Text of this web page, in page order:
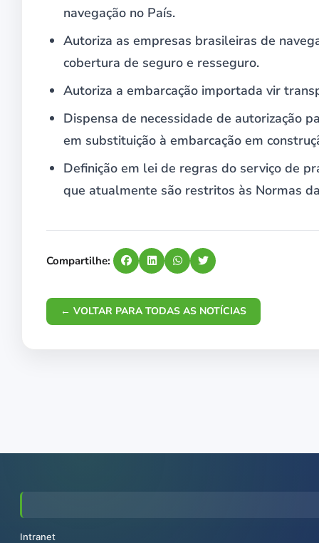
navegação no País.
Autoriza as empresas brasileiras de
cobertura de seguro e resseguro.
Autoriza a embarcação importada vir
Dispensa de necessidade de autorização
em substituição à embarcação em
Definição em lei de regras do serviço de
que atualmente são restritos às Normas
Compartilhe:
← VOLTAR PARA TODAS AS NOTÍCIAS
Intranet